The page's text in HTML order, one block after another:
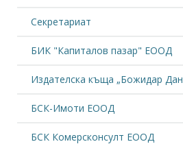
Секретариат
БИК "Капиталов пазар" ЕООД
Издателска къща „Божидар
БСК-Имоти ЕООД
БСК Комерсконсулт ЕООД